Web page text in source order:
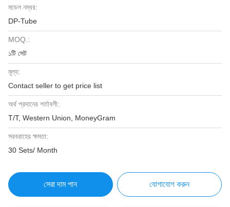
মডেল নম্বর:
DP-Tube
MOQ.:
১টি সেট
মূল্য:
Contact seller to get price list
অর্থ প্রদানের শর্তাবলী:
T/T, Western Union, MoneyGram
সরবরাহের ক্ষমতা:
30 Sets/ Month
সেরা দাম পান যোগাযোগ করুন